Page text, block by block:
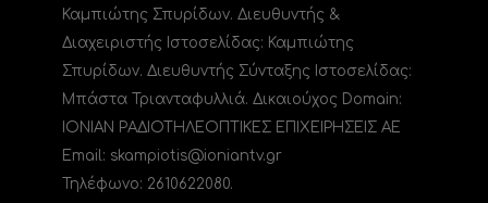
Καμπιώτης Σπυρίδων. Διευθυντής &
Διαχειριστής Ιστοσελίδας: Καμπιώτης
Σπυρίδων. Διευθυντής Σύνταξης Ιστοσελίδας:
Μπάστα Τριανταφυλλιά. Δικαιούχος Domain:
ΙΟΝΙΑΝ ΡΑΔΙΟΤΗΛΕΟΠΤΙΚΕΣ ΕΠΙΧΕΙΡΗΣΕΙΣ ΑΕ
Email: skampiotis@ioniantv.gr
Τηλέφωνο: 2610622080.